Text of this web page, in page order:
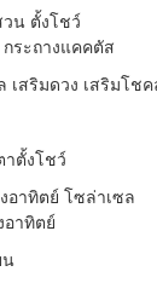
น ตั้งโชว์
ระถางแคคตัส
เสริมดวง เสริมโช
ตั้งโชว์
อาทิตย์ โซล่าเซล
าทิตย์
น